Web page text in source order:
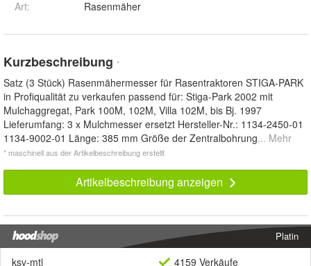
Art: Rasenmäher
Kurzbeschreibung *
Satz (3 Stück) Rasenmähermesser für Rasentraktoren STIGA-PARK
in Profiqualität zu verkaufen passend für: Stiga-Park 2002 mit
Mulchaggregat, Park 100M, 102M, Villa 102M, bis Bj. 1997
Lieferumfang: 3 x Mulchmesser ersetzt Hersteller-Nr.: 1134-2450-01
1134-9002-01 Länge: 385 mm Größe der Zentralbohrung... Mehr
* maschinell aus der Artikelbeschreibung erstellt
Artikelbeschreibung anzeigen
Platin
ksv-mtl
4159 Verkäufe